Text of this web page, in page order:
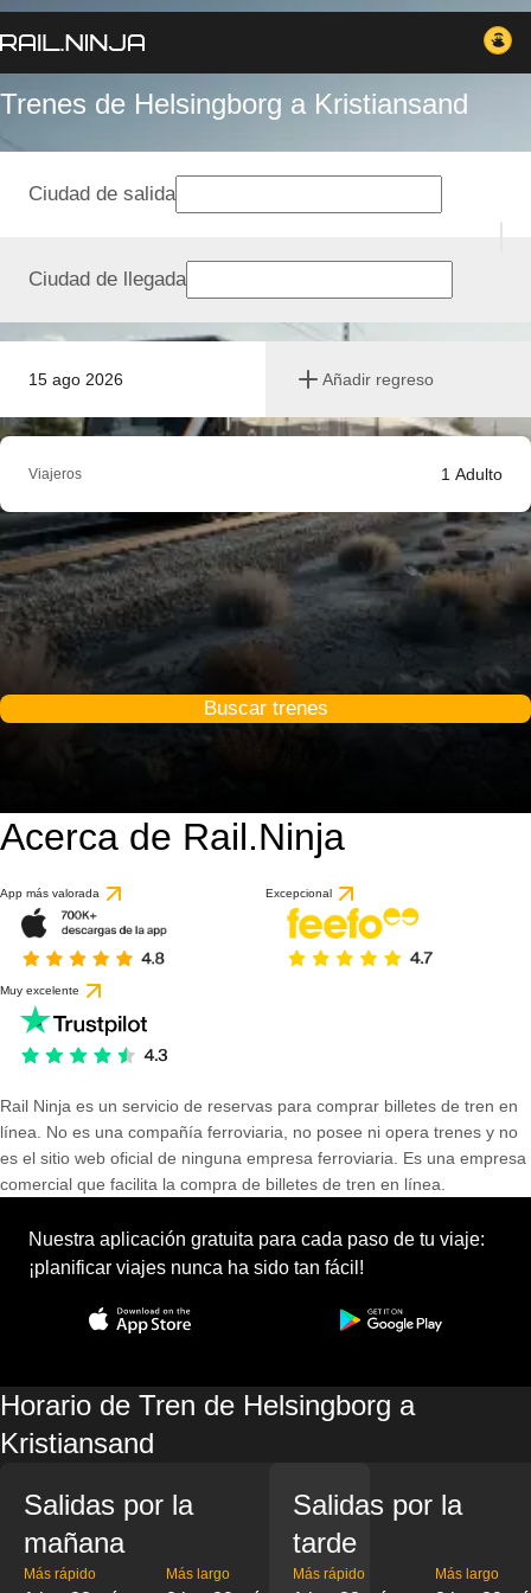
Trenes de Helsingborg a Kristiansand
15 ago 2026 Añadir regreso
Ciudad de salida
Ciudad de llegada
Viajeros 1 Adulto
Buscar trenes
Acerca de Rail.Ninja
App más valorada Excepcional
Muy excelente
Rail Ninja es un servicio de reservas para comprar billetes de tren en
línea. No es una compañía ferroviaria, no posee ni opera trenes y no
es el sitio web oficial de ninguna empresa ferroviaria. Es una empresa
comercial que facilita la compra de billetes de tren en línea.
Nuestra aplicación gratuita para cada paso de tu viaje:
¡planificar viajes nunca ha sido tan fácil!
Horario de Tren de Helsingborg a
Kristiansand
Salidas por la
mañana
Más rápido Más largo
Salidas por la
tarde
Más rápido Más largo